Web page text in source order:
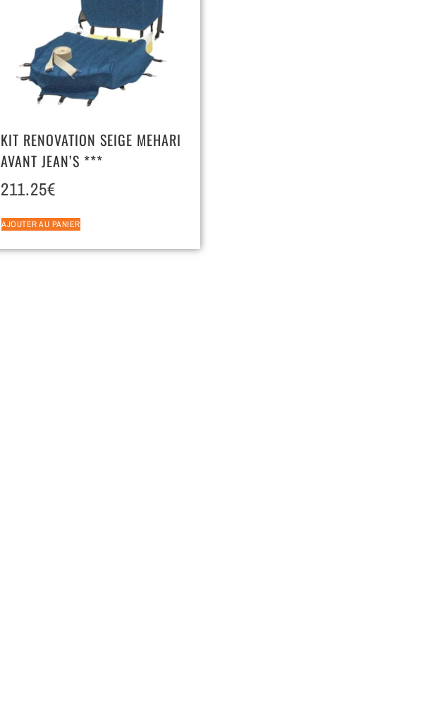
KIT RENOVATION SEIGE MEHARI
AVANT JEAN’S ***
211.25€
AJOUTER AU PANIER